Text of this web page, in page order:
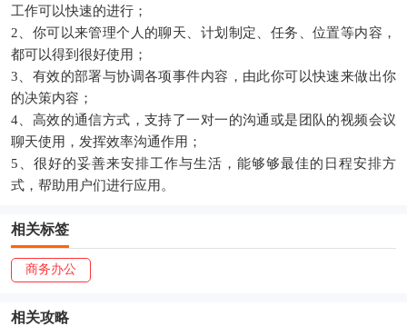
工作可以快速的进行；
2、你可以来管理个人的聊天、计划制定、任务、位置等内容，
都可以得到很好使用；
3、有效的部署与协调各项事件内容，由此你可以快速来做出你
的决策内容；
4、高效的通信方式，支持了一对一的沟通或是团队的视频会议
聊天使用，发挥效率沟通作用；
5、很好的妥善来安排工作与生活，能够够最佳的日程安排方
式，帮助用户们进行应用。
相关标签
商务办公
相关攻略